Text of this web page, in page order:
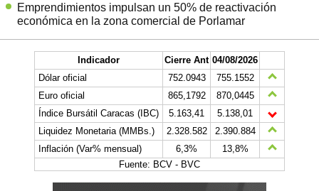
Emprendimientos impulsan un 50% de reactivación
económica en la zona comercial de Porlamar
Indicador Cierre Ant 04/08/2026
Dólar oficial
752.0943
755.1552
Euro oficial
865,1792
870,0445
Índice Bursátil Caracas (IBC)
5.163,41
5.138,01
Liquidez Monetaria (MMBs.)
2.328.582
2.390.884
Inflación (Var% mensual)
6,3%
13,8%
Fuente: BCV - BVC